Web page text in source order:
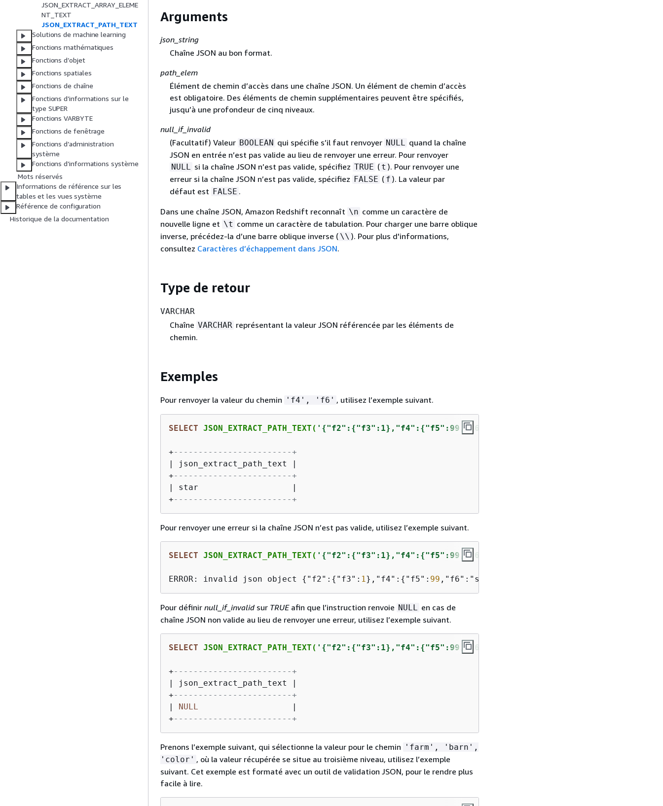
JSON_EXTRACT_ARRAY_ELEME
NT_TEXT
JSON_EXTRACT_PATH_TEXT
Solutions de machine learning
Fonctions mathématiques
Fonctions d’objet
Fonctions spatiales
Fonctions de chaîne
Fonctions d’informations sur le
type SUPER
Fonctions VARBYTE
Fonctions de fenêtrage
Fonctions d’administration
système
Fonctions d’informations système
Mots réservés
Informations de référence sur les
tables et les vues système
Référence de configuration
Historique de la documentation
Arguments
json_string
Chaîne JSON au bon format.
path_elem
Élément de chemin d’accès dans une chaîne JSON. Un élément de chemin d’accès
est obligatoire. Des éléments de chemin supplémentaires peuvent être spécifiés,
jusqu’à une profondeur de cinq niveaux.
null_if_invalid
(Facultatif) Valeur BOOLEAN qui spécifie s’il faut renvoyer NULL quand la chaîne
JSON en entrée n’est pas valide au lieu de renvoyer une erreur. Pour renvoyer
NULL si la chaîne JSON n’est pas valide, spécifiez TRUE ( t ). Pour renvoyer une
erreur si la chaîne JSON n’est pas valide, spécifiez FALSE ( f ). La valeur par
défaut est FALSE .
Dans une chaîne JSON, Amazon Redshift reconnaît \n comme un caractère de
nouvelle ligne et \t comme un caractère de tabulation. Pour charger une barre oblique
inverse, précédez-la d’une barre oblique inverse ( \\ ). Pour plus d'informations,
consultez Caractères d’échappement dans JSON.
Type de retour
VARCHAR
Chaîne VARCHAR représentant la valeur JSON référencée par les éléments de
chemin.
Exemples
Pour renvoyer la valeur du chemin 'f4', 'f6' , utilisez l’exemple suivant.
SELECT JSON_EXTRACT_PATH_TEXT( ' {"f2": {"f3":1},"f4": {"f5":99,"f6":"star"}}'
+------------------------+
|
json_extract_path_text
|
+------------------------+
|
star
|
+------------------------+
Pour renvoyer une erreur si la chaîne JSON n’est pas valide, utilisez l’exemple suivant.
SELECT JSON_EXTRACT_PATH_TEXT( ' {"f2": {"f3":1},"f4": {"f5":99,"f6":"star"}'
ERROR: invalid json object { "f2": { "f3": 1 },"f4": { "f5": 99 ,"f6":"star"}
Pour définir null_if_invalid sur TRUEafin que l’instruction renvoie NULL
en cas de
chaîne JSON non valide au lieu de renvoyer une erreur, utilisez l’exemple suivant.
SELECT JSON_EXTRACT_PATH_TEXT( ' {"f2": {"f3":1},"f4": {"f5":99,"f6":"star"}'
+------------------------+
|
json_extract_path_text
|
+------------------------+
|
NULL
|
+------------------------+
Prenons l’exemple suivant, qui sélectionne la valeur pour le chemin
'farm', 'barn',
'color' , où la valeur récupérée se situe au troisième niveau, utilisez l’exemple
suivant. Cet exemple est formaté avec un outil de validation JSON, pour le rendre plus
facile à lire.